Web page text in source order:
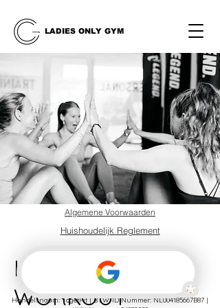
LADIES ONLY GYM
HITT & CORE
WORKOUT
Algemene Voorwaarden
Huishoudelijk Reglement
Privacybeleid
Handelsnaam: TogetFit | BTW-ID Nummer: NL004185667B87 |